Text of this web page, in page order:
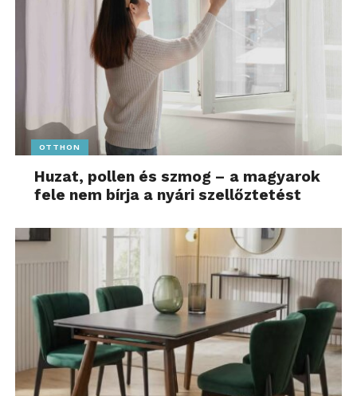
OTTHON
Huzat, pollen és szmog – a magyarok
fele nem bírja a nyári szellőztetést